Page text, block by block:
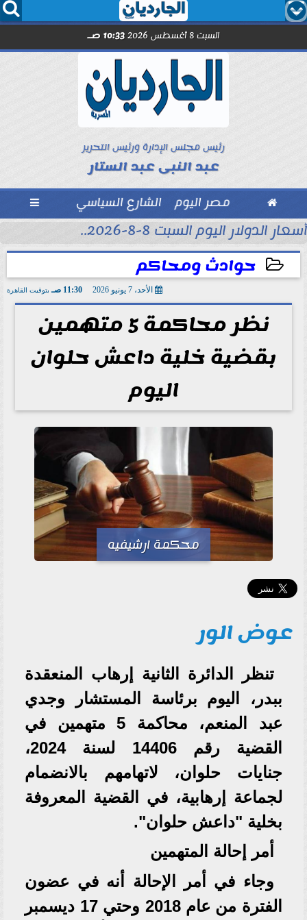
  
السبت 8 أغسطس 2026 10:33 صـ
رئيس مجلس الإدارة ورئيس التحرير
عبد النبى عبد الستار
 مصر اليوم الشارع السياسي 
أسعار الدولار اليوم السبت 8-8-2026..
حوادث ومحاكم
الأحد، 7 يونيو 2026 11:30 صـ بتوقيت القاهرة
نظر محاكمة 5 متهمين
بقضية خلية داعش حلوان
اليوم
محكمة ارشيفيه
عوض الور
تنظر الدائرة الثانية إرهاب المنعقدة
ببدر، اليوم برئاسة المستشار وجدي
عبد المنعم، محاكمة 5 متهمين في
القضية رقم 14406 لسنة 2024،
جنايات حلوان، لاتهامهم بالانضمام
لجماعة إرهابية، في القضية المعروفة
بخلية "داعش حلوان".
أمر إحالة المتهمين
وجاء في أمر الإحالة أنه في عضون
الفترة من عام 2018 وحتي 17 ديسمبر